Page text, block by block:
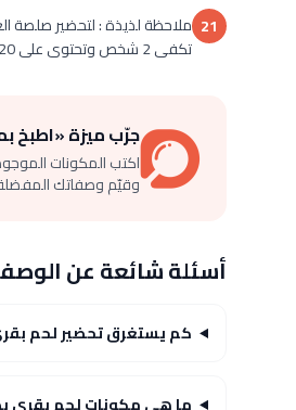
21
تكفى 2 شخص وتحتوى على 420 كالورى لكلا منهما .
جرّب ميزة «اطبخ
اكتب المكونات
وقيّم وصفاتك
أسئلة شائعة عن
كم يستغرق تحضير لحم